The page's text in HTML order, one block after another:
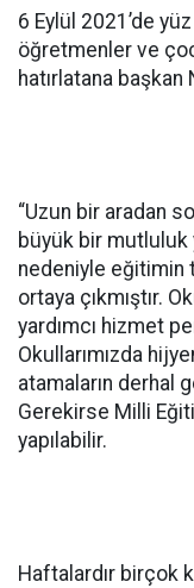
6 Eylül 2021’de
öğretmenler ve
hatırlatana
“Uzun bir aradan
büyük bir mutluluk
nedeniyle eğitimin
ortaya çıkmıştır.
yardımcı hizmet
Okullarımızda
atamaların derhal
Gerekirse Milli
yapılabilir.
Haftalardır birçok